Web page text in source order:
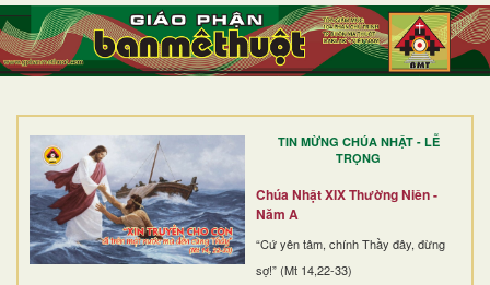
TIN MỪNG CHÚA NHẬT - LỄ
TRỌNG
Chúa Nhật XIX Thường Niên -
Năm A
“Cứ yên tâm, chính Thầy đây, đừng
sợ!” (Mt 14,22-33)
TRANG NHẤT
GIỚI THIỆU
DÒNG TU
BAN MỤC VỤ
ĐOÀN THỂ CG